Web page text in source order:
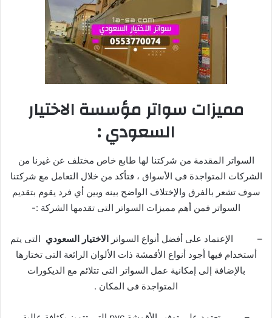
مميزات سواتر مؤسسة الاختيار
السعودي:
السواتر المقدمة من شركتنا لها طابع خاص مختلف عن غيرنا من
الشركات المتواجدة فى الأسواق ، فتأكد من خلال التعامل مع شركتنا
سوف تشعر بالفرق والإختلاف الواضح بينه وبين أي فرد يقوم بتقديم
السواتر فمن أهم مميزات السواتر التى تقدمها الشركة :-
– الإعتماد على أفضل أنواع السواترالاختيار السعودي التى يتم
أستخدام فيها أجود أنواع الأقمشة ذات الألوان الرائعة التى تختارها
بالإضافة إلى إمكانية عمل السواتر التى تتلائم مع الديكورات
المتواجدة فى المكان .